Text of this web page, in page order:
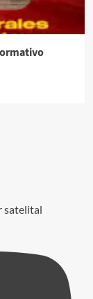
satelital